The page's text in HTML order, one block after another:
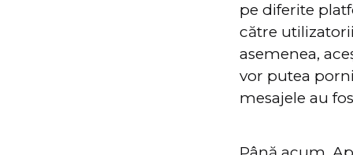
pe diferite
către
asemenea,
vor putea
mesajele au